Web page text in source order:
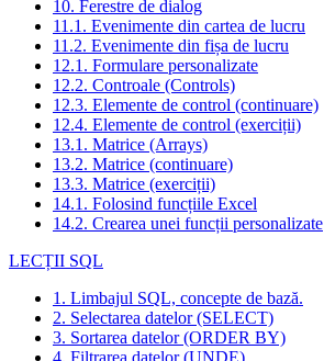
10. Ferestre de dialog
11.1. Evenimente din cartea de lucru
11.2. Evenimente din fișa de lucru
12.1. Formulare personalizate
12.2. Controale (Controls)
12.3. Elemente de control (continuare)
12.4. Elemente de control (exerciții)
13.1. Matrice (Arrays)
13.2. Matrice (continuare)
13.3. Matrice (exerciții)
14.1. Folosind funcțiile Excel
14.2. Crearea unei funcții personalizate
LECȚII SQL
1. Limbajul SQL, concepte de bază.
2. Selectarea datelor (SELECT)
3. Sortarea datelor (ORDER BY)
4. Filtrarea datelor (UNDE)